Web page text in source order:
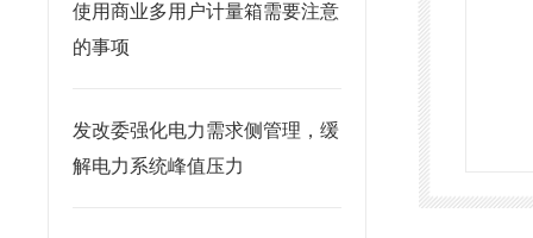
使用商业多用户计量箱需要注意
的事项
发改委强化电力需求侧管理，缓
解电力系统峰值压力